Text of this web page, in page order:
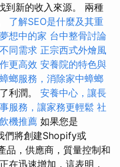
到新的收入來源。 兩種
了解SEO是什麼及其重
想中的家 台中整骨討論
同需求 正宗西式外燴風
更高效 安養院的特色與
螂服務，消除家中蟑螂
利潤。 安養中心，讓長
服務，讓家務更輕鬆 社
機推薦 如果您是
們將創建Shopify或
品，供應商，質量控制和
在迅速增加，這表明，